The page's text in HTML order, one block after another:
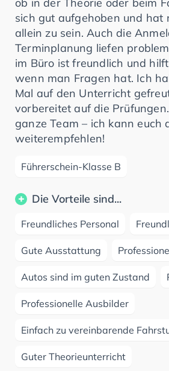
sich gut aufgehoben und hat
allein zu sein. Auch die
Terminplanung liefen
im Büro ist freundlich und
wenn man Fragen hat. Ich
Mal auf den Unterricht
vorbereitet auf die
ganze Team – ich kann euch
weiterempfehlen!
Führerschein-Klasse B
Die Vorteile sind...
Freundliches Personal
Gute Ausstattung
Autos sind im guten Zustand
Professionelle Ausbilder
Einfach zu vereinbarende
Guter Theorieunterricht